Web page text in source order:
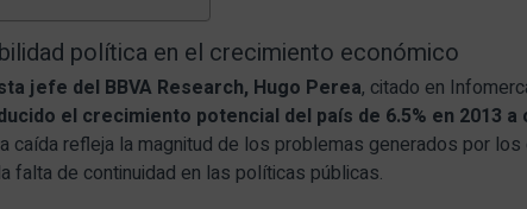
política en el crecimiento económico
jefe del BBVA Research, Hugo Perea, citado en
el crecimiento potencial del país de 6.5% en 2013 a
caída refleja la magnitud de los problemas generados por los
falta de continuidad en las políticas públicas.